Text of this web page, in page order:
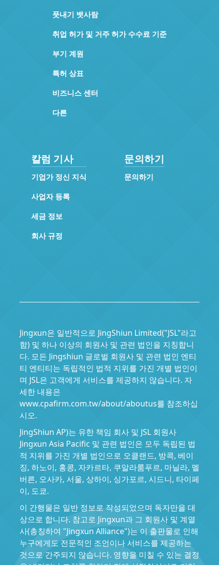
풋내기 뱃사람
취업 허가 및 거주 허가 수수료 기준
부기 계원
특허 상표
비즈니스 센터
다른
칼럼 기사
기업가 정신 지식
사업자 등록
세금 정보
회사 규정
문의하기
문의하기
Jingxun은 일반적으로 JingShiun Limited("JSL"라고
함) 및 하나 이상의 회원사 및 관련 법인을 지칭합니
다. 모든 Jingshiun 글로벌 회원사 및 관련 법인 엔티
티 엔티티는 독립적인 법적 지위를 가진 개별 법인이
며 JSL은 고객에게 서비스를 제공하지 않습니다. 자
세한 내용은
www.cpafirm.com.tw/about/aboutus를 참조하십
시오.
JingShiun AP)는 유한 책임 회사 및 JSL 회원사
Jingxun Asia Pacific 및 관련 법인은 모두 독립된 법
적 지위를 가진 개별 법인으로 오클랜드, 방콕, 베이
징, 하노이, 홍콩, 자카르타, 쿠알라룸푸르, 마닐라, 멜
버른, 오사카, 서울, 상하이, 싱가포르, 시드니, 타이페
이, 도쿄.
이 간행물은 일반 정보로 작성되었으며 독자만을 대
상으로 합니다. 참고로 Jingxun과 그 회원사 및 계열
사(총칭하여 "Jingxun Alliance")는 이 출판물로 인해
누구에게도 전문적인 조언이나 서비스를 제공하는
것으로 간주되지 않습니다. 영향을 미칠 수 있는 결정